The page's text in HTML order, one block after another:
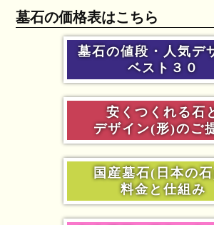
墓石の価格表はこちら
墓石の値段・人気デ
ベスト３０
安くつくれる石
デザイン(形)のご
国産墓石(日本の
料金と仕組み